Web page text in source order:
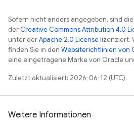
Sofern nicht anders angegeben, sind
derCreative Commons Attribution 4.0
unter derApache 2.0 License lizenziert.
finden Sie in den Websiterichtlinien von
eine eingetragene Marke von Oracle
Zuletzt aktualisiert: 2026-06-12 (UTC).
Weitere Informationen